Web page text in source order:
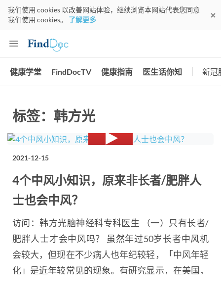
我们使用 cookies 以改善网站体验，继续浏览本网站代表您同意
我们使用 cookies。 了解更多
健康学堂 FindDocTV 健康指南 医生话你知 新冠
标签：韩方光
2021-12-15
4个中风小知识，原来非长者/肥胖人
士也会中风？
访问：韩方光脑神经科专科医生 （一）只有长者/
肥胖人士才会中风吗？ 虽然年过50岁长者中风机
会较大，但现在不少病人也年纪较轻，「中风年轻
化」是近年较常见的现象。有研究显示，在美国，